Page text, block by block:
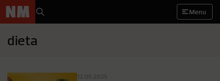
Menu
dieta
12.05.2025